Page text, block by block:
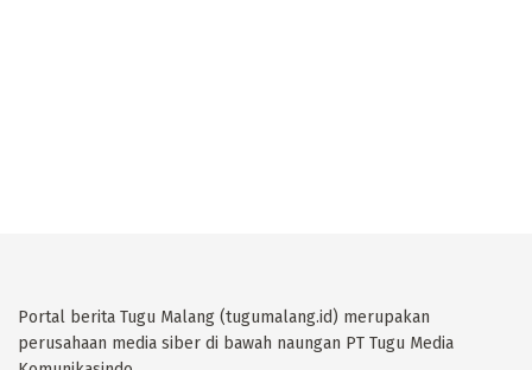
Portal berita Tugu Malang (tugumalang.id) merupakan
perusahaan media siber di bawah naungan PT Tugu Media